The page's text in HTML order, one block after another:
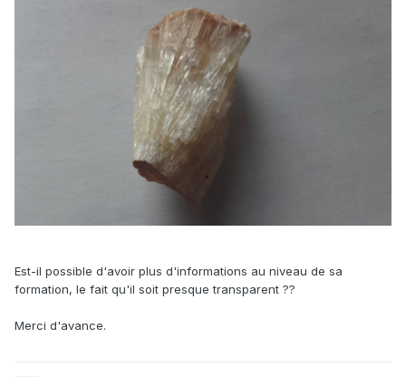
Est-il possible d'avoir plus d'informations au niveau de sa
formation, le fait qu'il soit presque transparent ??
Merci d'avance.